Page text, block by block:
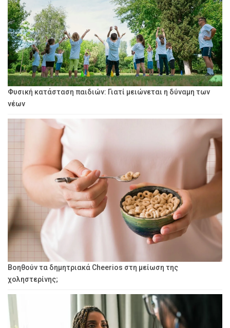
Φυσική κατάσταση παιδιών: Γιατί μειώνεται η δύναμη των
νέων
Βοηθούν τα δημητριακά Cheerios στη μείωση της
χοληστερίνης;